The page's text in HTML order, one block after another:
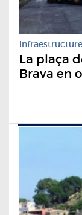
La plaça
Brava en